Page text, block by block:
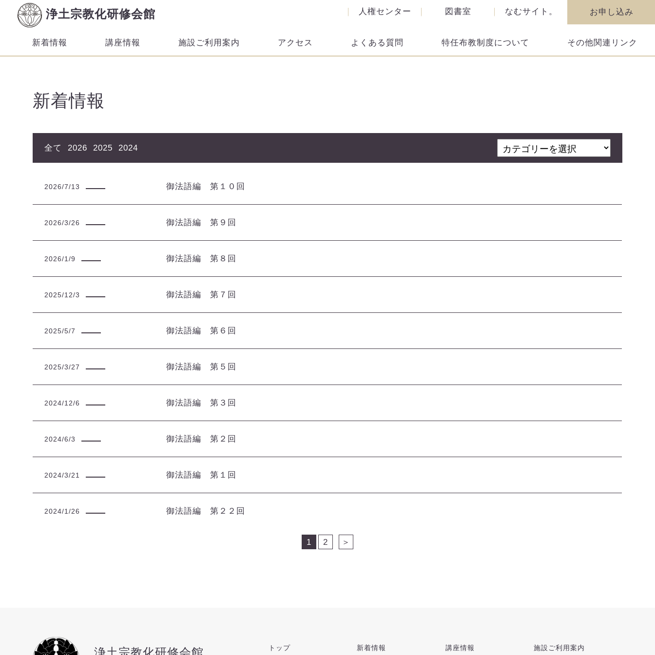
浄土宗教化研修会館
新着情報 講座情報 施設ご利用案内 アクセス よくある質問 特任布教制度について その他関連リンク
人権センター 図書室 なむサイト。 お申し込み
新着情報
全て 2026 2025 2024
2026/7/13 御法語編 第１０回
2026/3/26 御法語編 第９回
2026/1/9 御法語編 第８回
2025/12/3 御法語編 第７回
2025/5/7 御法語編 第６回
2025/3/27 御法語編 第５回
2024/12/6 御法語編 第３回
2024/6/3 御法語編 第２回
2024/3/21 御法語編 第１回
2024/1/26 御法語編 第２２回
1 2 ＞
浄土宗教化研修会館 トップ 新着情報 講座情報 施設ご利用案内